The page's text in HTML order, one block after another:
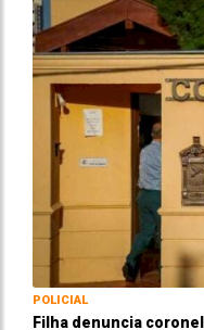
POLICIAL
Filha denuncia